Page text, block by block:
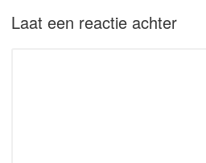
Laat een reactie achter